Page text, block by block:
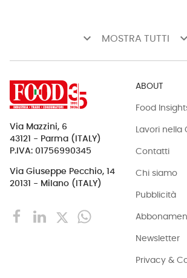
keyboard_arrow_down MOSTRA TUTTI keyboard_arrow_down
Via Mazzini, 6
43121 - Parma (ITALY)
P.IVA: 01756990345
Via Giuseppe Pecchio, 14
20131 - Milano (ITALY)
ABOUT
Food
Lavori nella
Contatti
Chi siamo
Pubblicità
Newsletter
Privacy &